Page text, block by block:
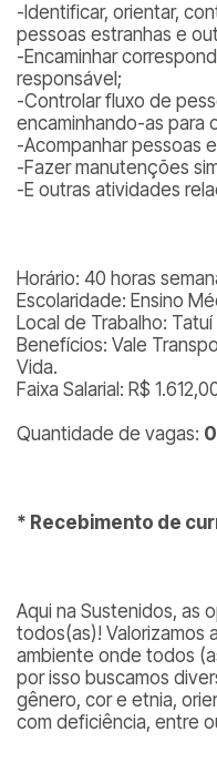
-Identificar, orientar,
pessoas estranhas e
-Encaminhar
responsável;
-Controlar fluxo de
encaminhando-as para
-Acompanhar pessoas
-Fazer manutenções
-E outras atividades
Horário: 40 horas
Escolaridade: Ensino
Local de Trabalho: Tatuí
Benefícios: Vale
Vida.
Faixa Salarial: R$
Quantidade de vagas:
* Recebimento de
Aqui na Sustenidos, as
todos(as)! Valorizamos
ambiente onde todos
por isso buscamos
gênero, cor e etnia,
com deficiência, entre